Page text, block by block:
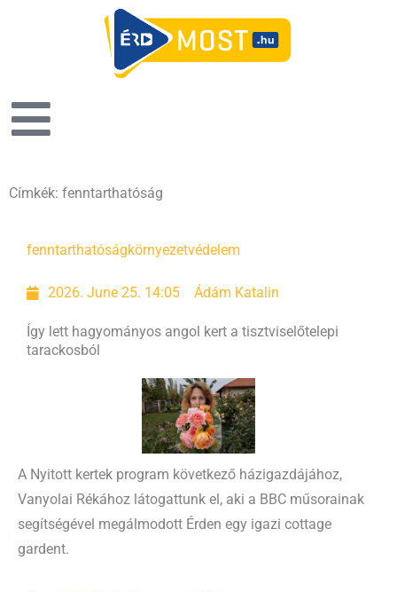
Címkék: fenntarthatóság
fenntarthatóságkörnyezetvédelem
2026. June 25. 14:05 Ádám Katalin
Így lett hagyományos angol kert a tisztviselőtelepi
tarackosból
A Nyitott kertek program következő házigazdájához,
Vanyolai Rékához látogattunk el, aki a BBC műsorainak
segítségével megálmodott Érden egy igazi cottage
gardent.